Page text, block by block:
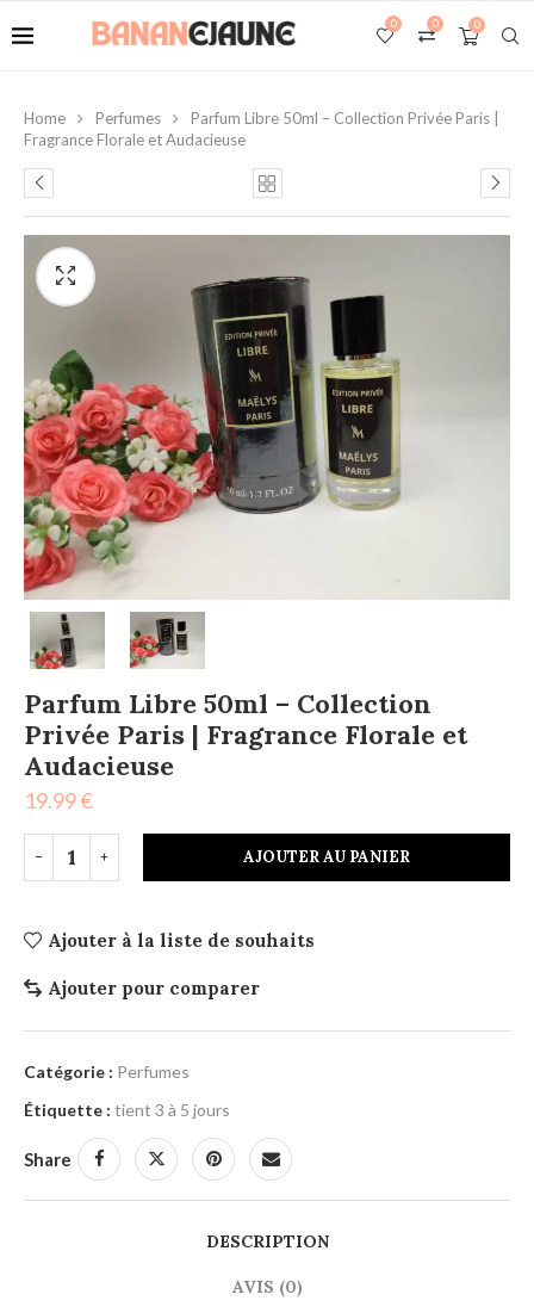
0
0
0
Home Perfumes
Parfum Libre 50ml – Collection Privée Paris |
Fragrance Florale et Audacieuse
Parfum Libre 50ml – Collection
Privée Paris | Fragrance Florale et
Audacieuse
19.99€
AJOUTER AU PANIER
Ajouter à la liste de souhaits
Ajouter pour comparer
Catégorie : Perfumes
Étiquette : tient 3 à 5 jours
Share
DESCRIPTION
AVIS (0)